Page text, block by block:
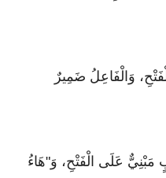
وَالْفَاعِلُ ضَمِيرٌ
عَلَى الْفَتْحِ، وَ"هَاءُ